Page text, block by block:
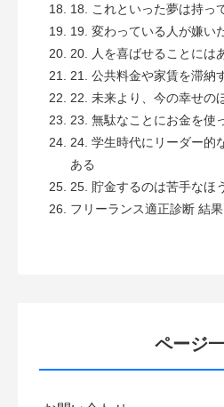
18. これといった夢は持っ
19. 変わっている人が嫌い
20. 人を喜ばせることには
21. 公共料金や家賃を滞納
22. 未来より、今の幸せの
23. 無駄なことにお金を使
24. 学生時代にリーダー的
ある
25. 貯金するのは苦手なほ
フリーランス適正診断 結果
ページ